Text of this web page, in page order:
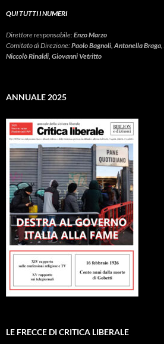
QUI TUTTI I NUMERI
Direttore responsabile:Enzo Marzo
Comitato di Direzione:Paolo Bagnoli, Antonella
Niccolò Rinaldi, Giovanni Vetritto
ANNUALE 2025
LE FRECCE DI CRITICA LIBERALE